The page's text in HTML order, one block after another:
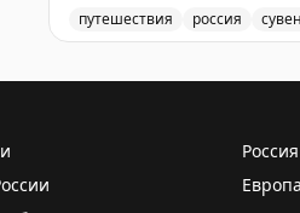
студентов. В 5 минутах
студенчестве я
Ближе к площади, у
дойти до парка Ленина.
путешествия россия
Россия
Европа